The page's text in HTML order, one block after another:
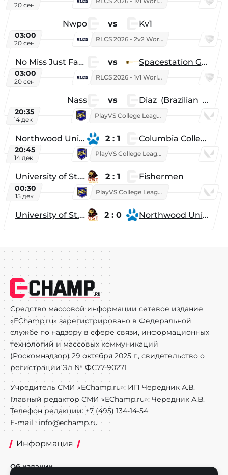
20 сен
Nwpo vs Kv1
03:00
20 сен
RLCS 2026 - 2v2 World Championship
No Miss Just Fake vs Spacestation Gaming
03:00
20 сен
RLCS 2026 - 1v1 World Championship
Nass vs Diaz_(Brazilian_Player)
20:35
14 дек
PlayVS College League 2025: Fall
Northwood University 2 : 1 Columbia College
20:45
14 дек
PlayVS College League 2025: Fall
University of St. Thomas 2 : 1 Fishermen
00:30
15 дек
PlayVS College League 2025: Fall
University of St. Thomas 2 : 0 Northwood University
Средство массовой информации сетевое издание
«EChamp.ru» зарегистрировано в Федеральной
службе по надзору в сфере связи, информационных
технологий и массовых коммуникаций
(Роскомнадзор) 29 октября 2025 г., свидетельство о
регистрации Эл № ФС77-90271
Учредитель СМИ «EChamp.ru»: ИП Чередник А.В.
Главный редактор СМИ «EChamp.ru»: Чередник А.В.
Телефон редакции: +7 (495) 134-14-54
E-mail : info@echamp.ru
Информация
Об издании